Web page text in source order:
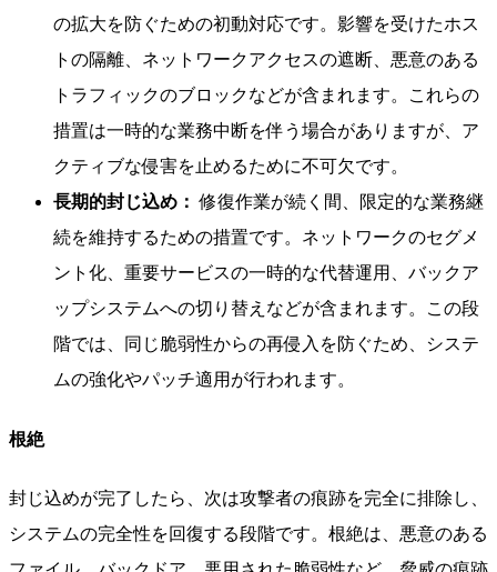
の拡大を防ぐための初動対応です。影響を受けたホス
トの隔離、ネットワークアクセスの遮断、悪意のある
トラフィックのブロックなどが含まれます。これらの
措置は一時的な業務中断を伴う場合がありますが、ア
クティブな侵害を止めるために不可欠です。
長期的封じ込め： 修復作業が続く間、限定的な業務継
続を維持するための措置です。ネットワークのセグメ
ント化、重要サービスの一時的な代替運用、バックア
ップシステムへの切り替えなどが含まれます。この段
階では、同じ脆弱性からの再侵入を防ぐため、システ
ムの強化やパッチ適用が行われます。
根絶
封じ込めが完了したら、次は攻撃者の痕跡を完全に排除し、
システムの完全性を回復する段階です。根絶は、悪意のある